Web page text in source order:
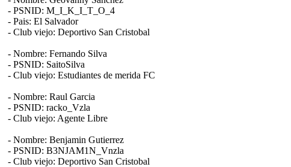
- PSNID: M_I_K_I_T_O_4
- Pais: El Salvador
- Club viejo: Deportivo San Cristobal
- Nombre: Fernando Silva
- PSNID: SaitoSilva
- Club viejo: Estudiantes de merida FC
- Nombre: Raul Garcia
- PSNID: racko_Vzla
- Club viejo: Agente Libre
- Nombre: Benjamin Gutierrez
- PSNID: B3NJAM1N_Vnzla
- Club viejo: Deportivo San Cristobal